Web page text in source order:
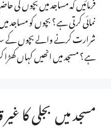
نمائی کرتی ہے؟ بچوں کو مساجد میں
شرارت کرنے والے بچوں کے
ہے؟ مسجد میں انھیں کہاں کھڑا
مسجد میں بجلی کا